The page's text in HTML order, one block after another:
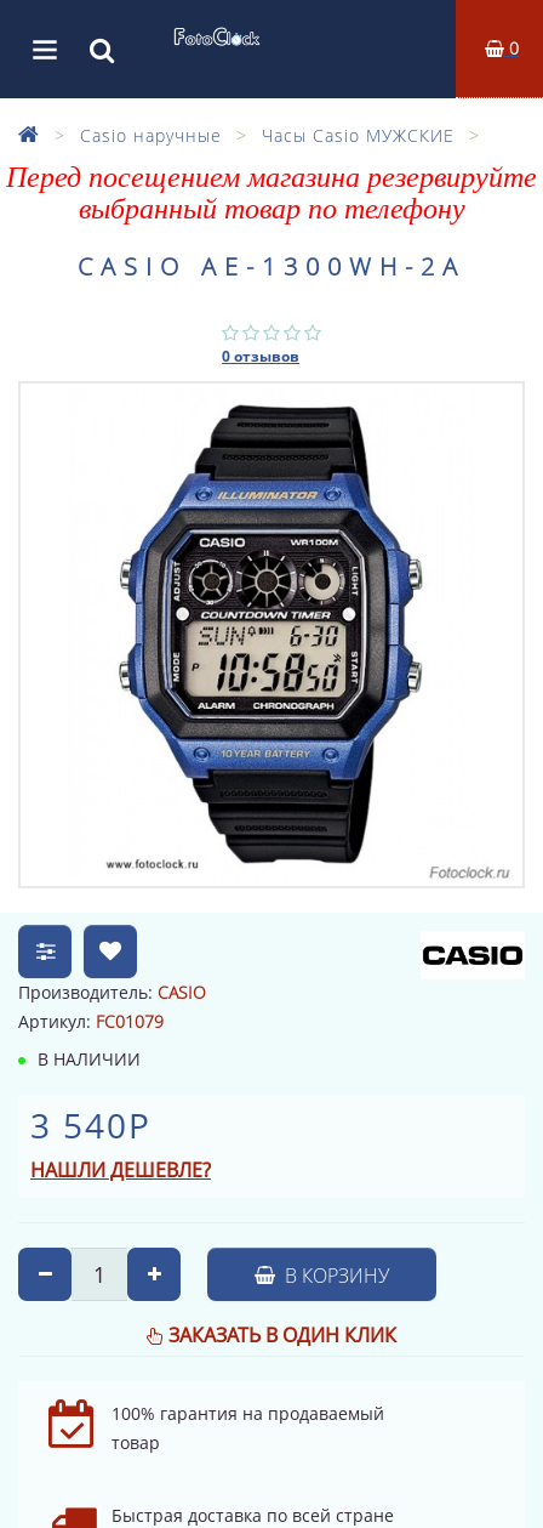
0
Casio наручные Часы Casio МУЖСКИЕ
Перед посещением магазина резервируйте
выбранный товар по телефону
CASIO AE-1300WH-2A
0 отзывов
Производитель: CASIO
Артикул: FC01079
В НАЛИЧИИ
3 540Р
НАШЛИ ДЕШЕВЛЕ?
В КОРЗИНУ
ЗАКАЗАТЬ В ОДИН КЛИК
100% гарантия на продаваемый
товар
Быстрая доставка по всей стране